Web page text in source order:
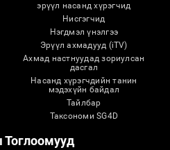
эрүүл насанд хүрэгчид
Нисгэгчид
Нэгдмэл үнэлгээ
Эрүүл ахмадууд (iTV)
Ахмад настнуудад зориулсан
дасгал
Насанд хүрэгчдийн танин
мэдэхүйн байдал
Тайлбар
Таксономи SG4D
Тоглоомууд